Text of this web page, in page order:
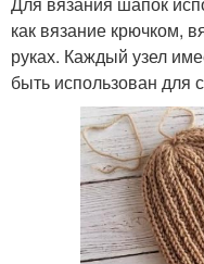
как вязание крючком,
руках. Каждый узел
быть использован для